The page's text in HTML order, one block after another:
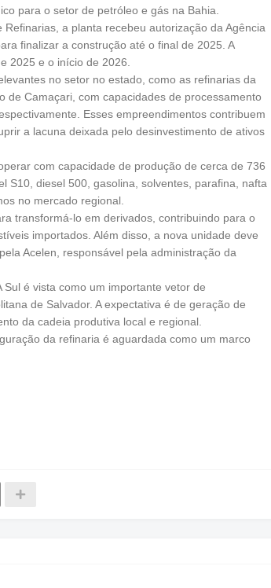
para o setor de petróleo e gás na Bahia.
a planta recebeu autorização da Agência
finalizar a construção até o final de 2025. A
2025 e o início de 2026.
no setor no estado, como as refinarias da
de Camaçari, com capacidades de processamento
Esses empreendimentos contribuem
a lacuna deixada pelo desinvestimento de ativos
com capacidade de produção de cerca de 736
S10, diesel 500, gasolina, solventes, parafina, nafta
no mercado regional.
transformá-lo em derivados, contribuindo para o
importados. Além disso, a nova unidade deve
Acelen, responsável pela administração da
é vista como um importante vetor de
de Salvador. A expectativa é de geração de
da cadeia produtiva local e regional.
da refinaria é aguardada como um marco